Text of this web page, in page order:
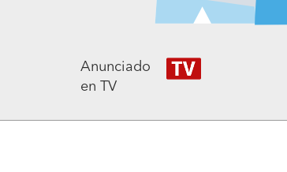
Anunciado
en TV